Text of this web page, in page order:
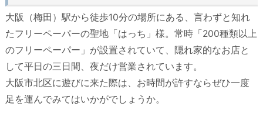
大阪（梅田）駅から徒歩10分の場所にある、言わずと知れ
たフリーペーパーの聖地「はっち」様。常時「200種類以上
のフリーペーパー」が設置されていて、隠れ家的なお店と
して平日の三日間、夜だけ営業されています。
大阪市北区に遊びに来た際は、お時間が許すならぜひ一度
足を運んでみてはいかがでしょうか。